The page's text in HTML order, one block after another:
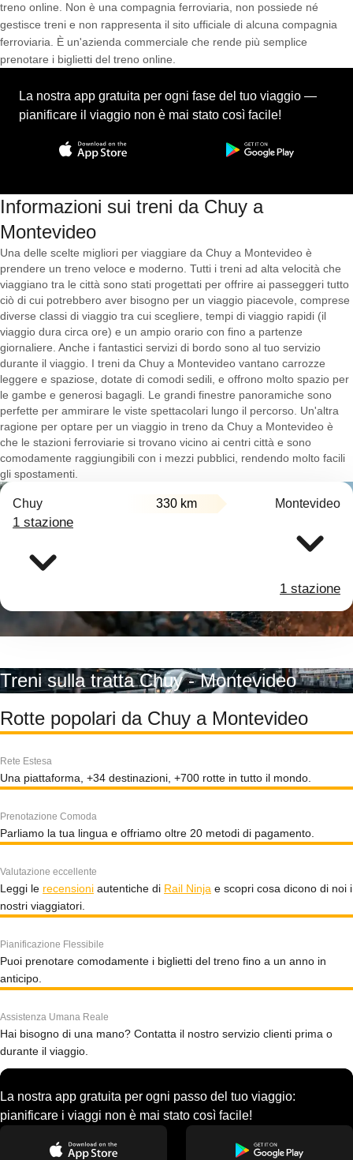
treno online. Non è una compagnia ferroviaria, non possiede né
gestisce treni e non rappresenta il sito ufficiale di alcuna compagnia
ferroviaria. È un'azienda commerciale che rende più semplice
prenotare i biglietti del treno online.
La nostra app gratuita per ogni fase del tuo viaggio —
pianificare il viaggio non è mai stato così facile!
Informazioni sui treni da Chuy a
Montevideo
Una delle scelte migliori per viaggiare da Chuy a Montevideo è
prendere un treno veloce e moderno. Tutti i treni ad alta velocità che
viaggiano tra le città sono stati progettati per offrire ai passeggeri tutto
ciò di cui potrebbero aver bisogno per un viaggio piacevole, comprese
diverse classi di viaggio tra cui scegliere, tempi di viaggio rapidi (il
viaggio dura circa ore) e un ampio orario con fino a partenze
giornaliere. Anche i fantastici servizi di bordo sono al tuo servizio
durante il viaggio. I treni da Chuy a Montevideo vantano carrozze
leggere e spaziose, dotate di comodi sedili, e offrono molto spazio per
le gambe e generosi bagagli. Le grandi finestre panoramiche sono
perfette per ammirare le viste spettacolari lungo il percorso. Un'altra
ragione per optare per un viaggio in treno da Chuy a Montevideo è
che le stazioni ferroviarie si trovano vicino ai centri città e sono
comodamente raggiungibili con i mezzi pubblici, rendendo molto facili
gli spostamenti.
Chuy 330 km Montevideo
1 stazione
1 stazione
Treni sulla tratta Chuy - Montevideo
Rotte popolari da Chuy a Montevideo
Rete Estesa
Una piattaforma, +34 destinazioni, +700 rotte in tutto il mondo.
Prenotazione Comoda
Parliamo la tua lingua e offriamo oltre 20 metodi di pagamento.
Valutazione eccellente
Leggi le recensioni autentiche di Rail Ninja e scopri cosa dicono di noi i
nostri viaggiatori.
Pianificazione Flessibile
Puoi prenotare comodamente i biglietti del treno fino a un anno in
anticipo.
Assistenza Umana Reale
Hai bisogno di una mano? Contatta il nostro servizio clienti prima o
durante il viaggio.
La nostra app gratuita per ogni passo del tuo viaggio:
pianificare i viaggi non è mai stato così facile!